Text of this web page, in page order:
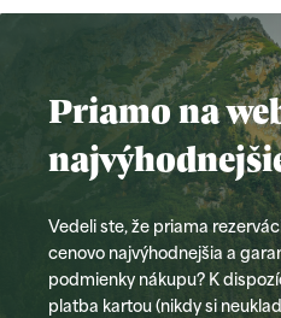
Priamo na
Vedeli ste, že priama
cenovo najvýhodnejšia a
podmienky nákupu? K
platba kartou (nikdy si